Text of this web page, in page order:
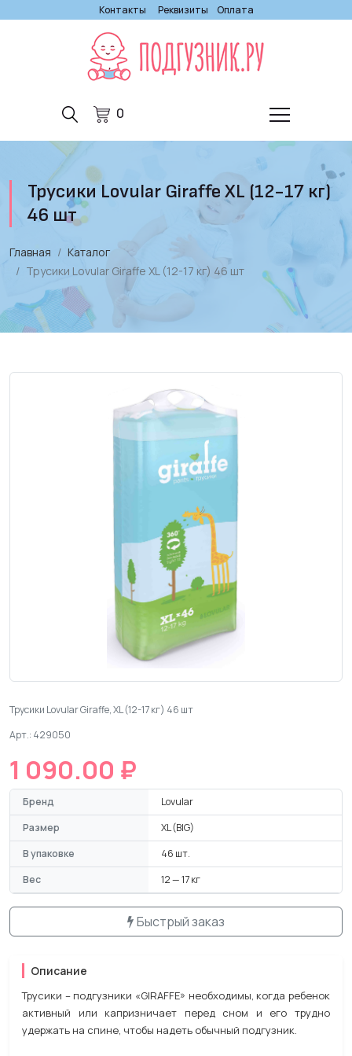
Контакты Реквизиты Оплата
0
Трусики Lovular Giraffe XL (12-17 кг)
46 шт
Главная
Каталог
Трусики Lovular Giraffe XL (12-17 кг) 46 шт
Трусики Lovular Giraffe, XL (12-17 кг) 46 шт
Арт.: 429050
1 090.00 ₽
Бренд
Lovular
Размер
XL (BIG)
В упаковке
46 шт.
Вес
12 — 17 кг
Быстрый заказ
Описание
Трусики – подгузники «GIRAFFE» необходимы, когда ребенок
активный или капризничает перед сном и его трудно
удержать на спине, чтобы надеть обычный подгузник.